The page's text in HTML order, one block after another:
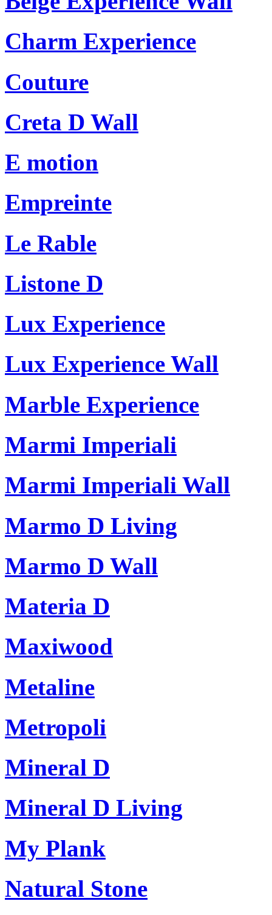
Charm Experience
Couture
Creta D Wall
E motion
Empreinte
Le Rable
Listone D
Lux Experience
Lux Experience Wall
Marble Experience
Marmi Imperiali
Marmi Imperiali Wall
Marmo D Living
Marmo D Wall
Materia D
Maxiwood
Metaline
Metropoli
Mineral D
Mineral D Living
My Plank
Natural Stone